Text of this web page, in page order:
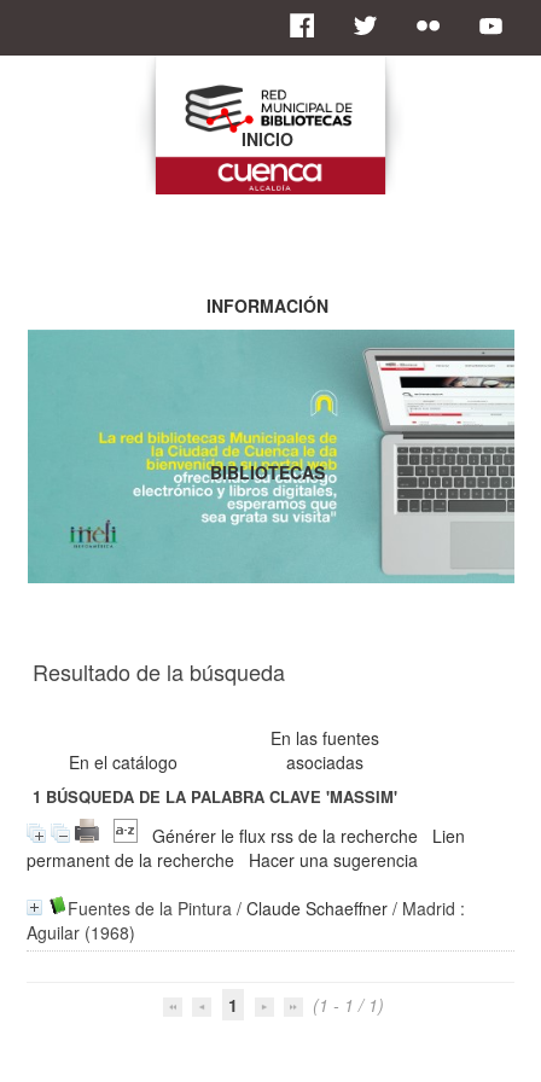
Resultado de la búsqueda
En el catálogo
En las fuentes
asociadas
1 BÚSQUEDA DE LA PALABRA CLAVE'MASSIM'
Générer le flux rss de la recherche
Lien
permanent de la recherche
Hacer una sugerencia
Fuentes de la Pintura /Claude Schaeffner / Madrid :
Aguilar (1968)
1 (1 - 1 / 1)
INICIO
INFORMACIÓN
BIBLIOTECAS